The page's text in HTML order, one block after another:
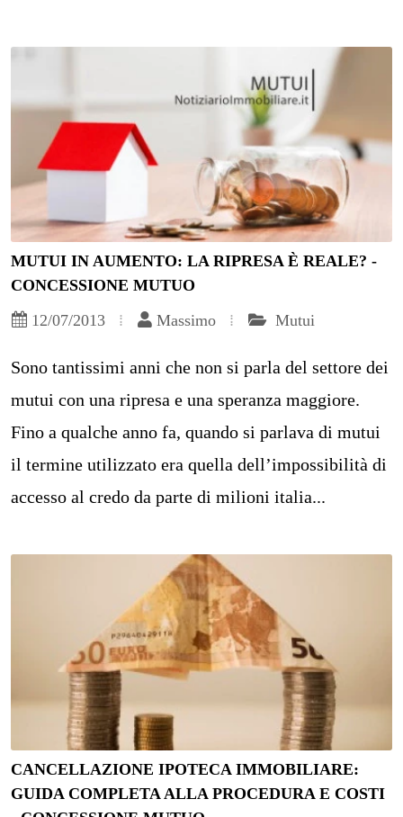
MUTUI IN AUMENTO: LA RIPRESA È REALE? -
CONCESSIONE MUTUO
12/07/2013
Massimo Mutui
Sono tantissimi anni che non si parla del settore dei
mutui con una ripresa e una speranza maggiore.
Fino a qualche anno fa, quando si parlava di mutui
il termine utilizzato era quella dell’impossibilità di
accesso al credo da parte di milioni italia...
CANCELLAZIONE IPOTECA IMMOBILIARE:
GUIDA COMPLETA ALLA PROCEDURA E COSTI